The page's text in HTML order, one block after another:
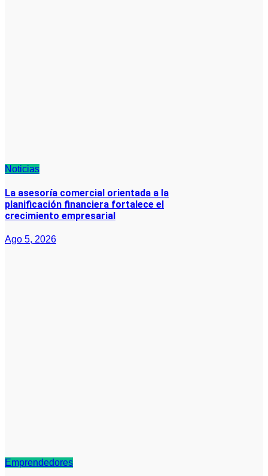
Noticias
La asesoría comercial orientada a la
planificación financiera fortalece el
crecimiento empresarial
Ago 5, 2026
Emprendedores